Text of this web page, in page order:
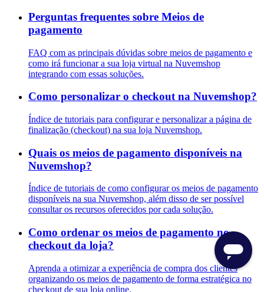
Perguntas frequentes sobre Meios de
pagamento
FAQ com as principais dúvidas sobre meios de pagamento e
como irá funcionar a sua loja virtual na Nuvemshop
integrando com essas soluções.
Como personalizar o checkout na Nuvemshop?
Índice de tutoriais para configurar e personalizar a página de
finalização (checkout) na sua loja Nuvemshop.
Quais os meios de pagamento disponíveis na
Nuvemshop?
Índice de tutoriais de como configurar os meios de pagamento
disponíveis na sua Nuvemshop, além disso de ser possível
consultar os recursos oferecidos por cada solução.
Como ordenar os meios de pagamento no
checkout da loja?
Aprenda a otimizar a experiência de compra dos clientes
organizando os meios de pagamento de forma estratégica no
checkout de sua loja online.